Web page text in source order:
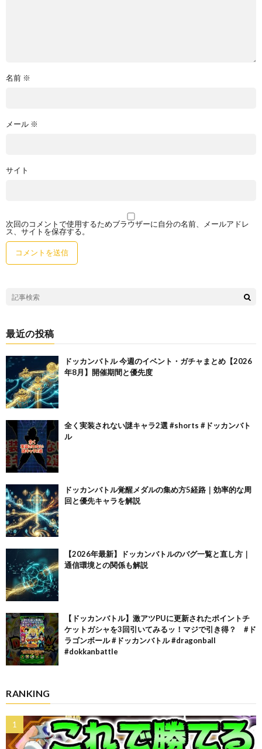
名前 ※
メール ※
サイト
次回のコメントで使用するためブラウザーに自分の名前、メールアドレ
ス、サイトを保存する。
最近の投稿
ドッカンバトル 今週のイベント・ガチャまとめ【2026
年8月】開催期間と優先度
全く実装されない謎キャラ2選 #shorts #ドッカンバト
ル
ドッカンバトル覚醒メダルの集め方5経路｜効率的な周
回と優先キャラを解説
【2026年最新】ドッカンバトルのバグ一覧と直し方｜
通信環境との関係も解説
【ドッカンバトル】激アツPUに更新されたポイントチ
ケットガシャを3回引いてみるッ！マジで引き得？ #ド
ラゴンボール #ドッカンバトル #dragonball
#dokkanbattle
RANKING